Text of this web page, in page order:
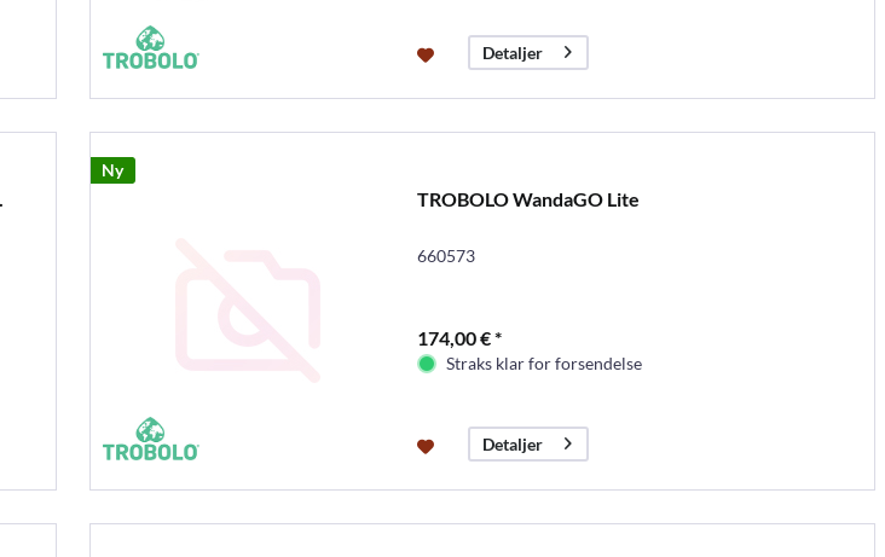
Detaljer
Ny
TROBOLO WandaGO Lite
660573
174,00 € *
Straks klar for forsendelse
Detaljer